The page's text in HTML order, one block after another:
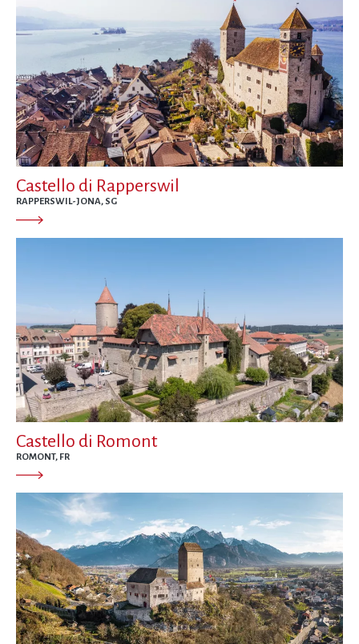
Castello di Rapperswil
RAPPERSWIL-JONA, SG
Castello di Romont
ROMONT, FR